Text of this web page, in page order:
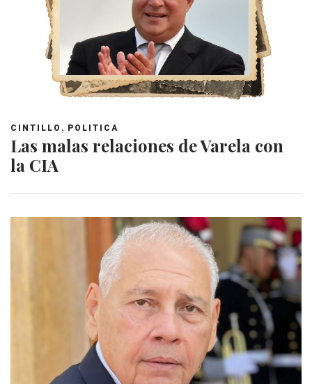
CINTILLO , POLITICA
Las malas relaciones de Varela con
la CIA